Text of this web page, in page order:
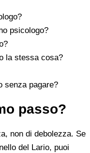
psicologo?
la stessa cosa?
senza pagare?
passo?
non di debolezza. Se
del Lario, puoi